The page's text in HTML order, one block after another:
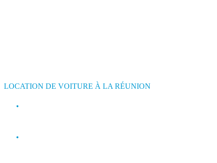
LOCATION DE VOITURE À LA RÉUNION
0693 39 80 30